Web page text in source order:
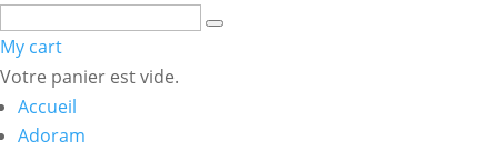
My cart
Votre panier est vide.
Accueil
Adoram